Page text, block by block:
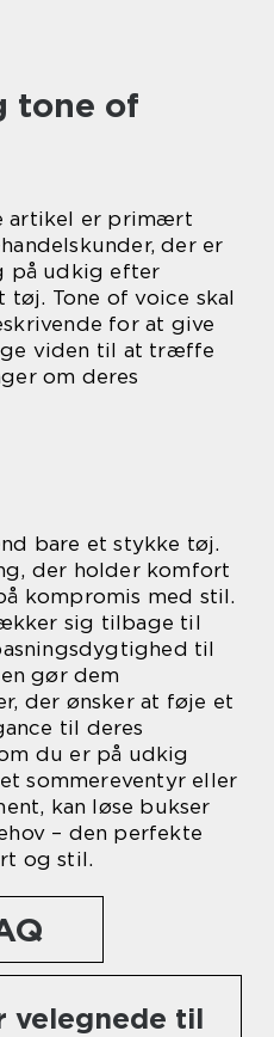
tone of
artikel er primært
der er
på udkig efter
Tone of voice skal
for at give
viden til at træffe
om deres
bare et stykke tøj.
der holder komfort
kompromis med stil.
sig tilbage til
til
gør dem
der ønsker at føje et
til deres
du er på udkig
sommereventyr eller
kan løse bukser
– den perfekte
og stil.
velegnede til